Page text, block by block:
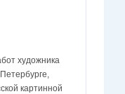
художника
картинной